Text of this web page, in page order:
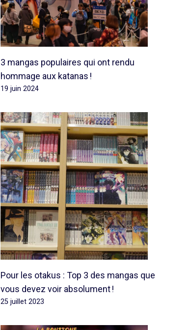
3 mangas populaires qui ont rendu
hommage aux katanas !
19 juin 2024
Pour les otakus : Top 3 des mangas que
vous devez voir absolument !
25 juillet 2023